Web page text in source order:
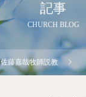
記事
CHURCH BLOG
佐藤嘉哉牧師説教